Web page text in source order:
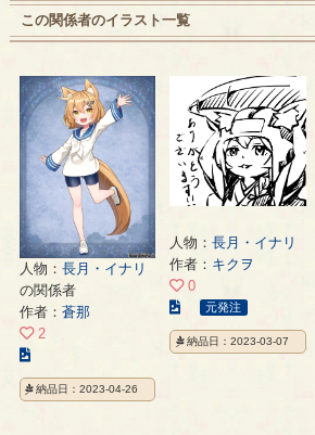
この関係者のイラスト一覧
人物： 長月・イナリ
の関係者
作者： 蒼那
2
の
イ
納品日：2023-04-26
人物：長月・イナリ
作者： キクヲ
0
こ
の
イ
元発注
納品日：2023-03-07